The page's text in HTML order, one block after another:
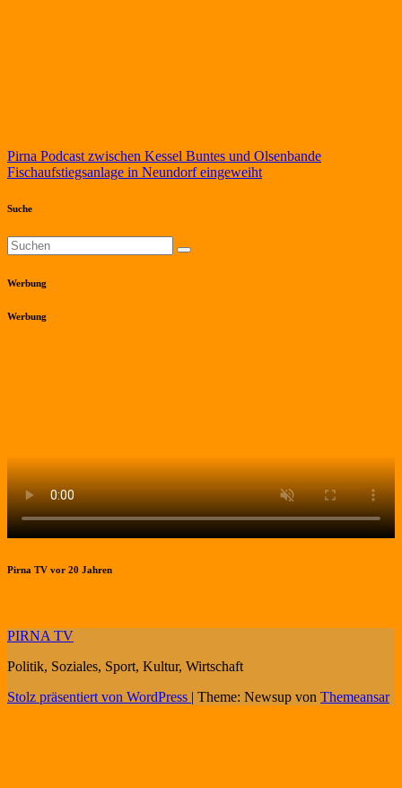
Beitragsnavigation
Pirna Podcast zwischen Kessel Buntes und Olsenbande
Fischaufstiegsanlage in Neundorf eingeweiht
Suche
Werbung
Werbung
Pirna TV vor 20 Jahren
PIRNA TV
Politik, Soziales, Sport, Kultur, Wirtschaft
Stolz präsentiert von WordPress | Theme: Newsup von Themeansar